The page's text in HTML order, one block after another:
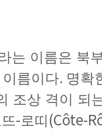
는 이름은 북
이름이다. 명확
조상 격이
되
-로띠 (Côte-